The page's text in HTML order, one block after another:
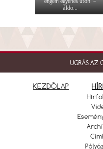
áldo...
UGRÁS AZ
KEZDŐLAP